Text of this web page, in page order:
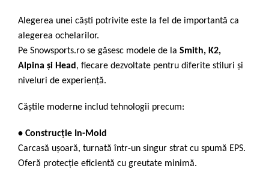
Alegerea unei căști potrivite este la fel de importantă ca
alegerea ochelarilor.
Pe Snowsports.ro se găsesc modele de la Smith, K2,
Alpina și Head , fiecare dezvoltate pentru diferite stiluri și
niveluri de experiență.
Căștile moderne includ tehnologii precum:
• Construcție In-Mold
Carcasă ușoară, turnată într-un singur strat cu spumă EPS.
Oferă protecție eficientă cu greutate minimă.